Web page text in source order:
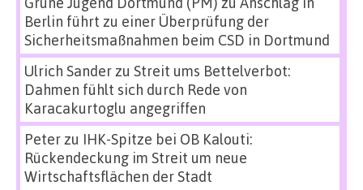
Berlin führt zu einer Überprüfung der
Sicherheitsmaßnahmen beim CSD in Dortmund
Ulrich Sanderzu Streit ums Bettelverbot:
Dahmen fühlt sich durch Rede von
Karacakurtoglu angegriffen
Peterzu IHK-Spitze bei OB Kalouti:
Rückendeckung im Streit um neue
Wirtschaftsflächen der Stadt